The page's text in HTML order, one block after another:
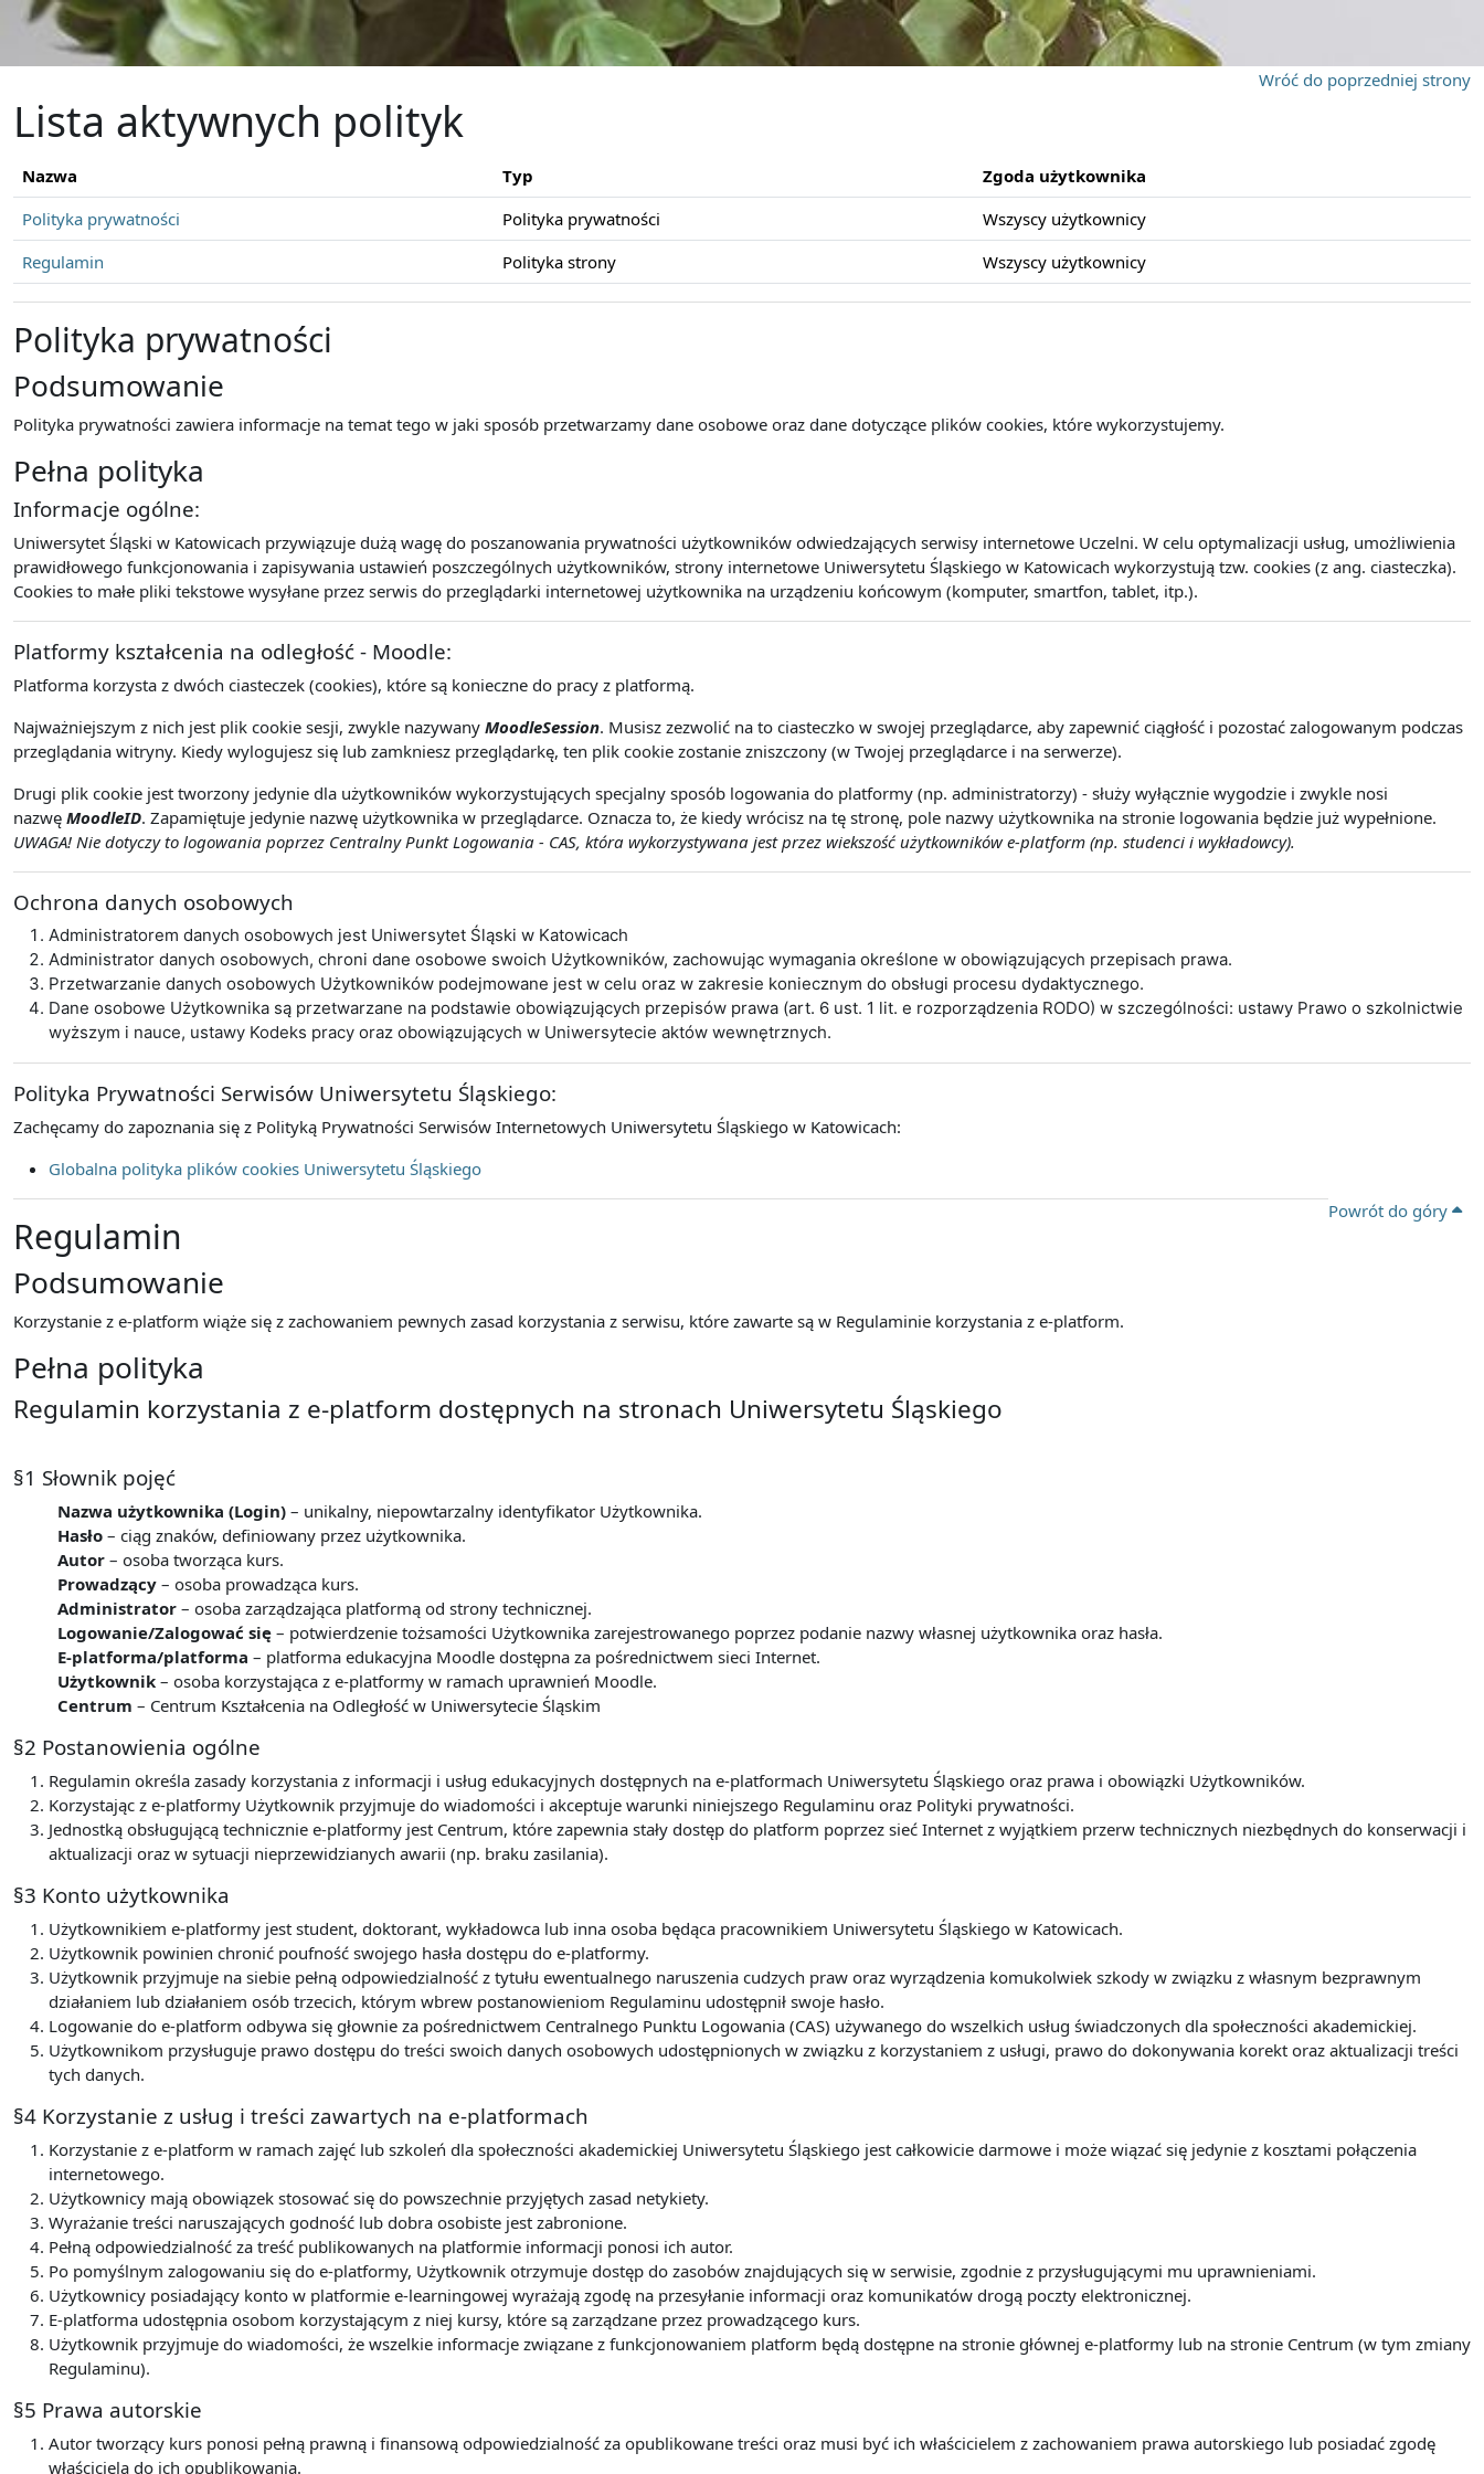
Przejdź do głównej zawartości
Wróć do poprzedniej strony
Lista aktywnych polityk
Nazwa Typ
Zgoda użytkownika
Polityka prywatności
Polityka prywatności
Wszyscy użytkownicy
Regulamin
Polityka strony Wszyscy użytkownicy
Polityka prywatności
Podsumowanie
Polityka prywatności zawiera informacje na temat tego w jaki sposób przetwarzamy dane osobowe oraz dane dotyczące plików cookies, które wykorzystujemy.
Pełna polityka
Informacje ogólne:
Uniwersytet Śląski w Katowicach przywiązuje dużą wagę do poszanowania prywatności użytkowników odwiedzających serwisy internetowe Uczelni. W celu optymalizacji usług, umożliwienia
prawidłowego funkcjonowania i zapisywania ustawień poszczególnych użytkowników, strony internetowe Uniwersytetu Śląskiego w Katowicach wykorzystują tzw. cookies (z ang. ciasteczka).
Cookies to małe pliki tekstowe wysyłane przez serwis do przeglądarki internetowej użytkownika na urządzeniu końcowym (komputer, smartfon, tablet, itp.).
Platformy kształcenia na odległość - Moodle:
Platforma korzysta z dwóch ciasteczek (cookies), które są konieczne do pracy z platformą.
Najważniejszym z nich jest plik cookie sesji, zwykle nazywany MoodleSession. Musisz zezwolić na to ciasteczko w swojej przeglądarce, aby zapewnić ciągłość i pozostać zalogowanym podczas
przeglądania witryny. Kiedy wylogujesz się lub zamkniesz przeglądarkę, ten plik cookie zostanie zniszczony (w Twojej przeglądarce i na serwerze).
Drugi plik cookie jest tworzony jedynie dla użytkowników wykorzystujących specjalny sposób logowania do platformy (np. administratorzy) - służy wyłącznie wygodzie i zwykle nosi
nazwę MoodleID. Zapamiętuje jedynie nazwę użytkownika w przeglądarce. Oznacza to, że kiedy wrócisz na tę stronę, pole nazwy użytkownika na stronie logowania będzie już wypełnione.
UWAGA! Nie dotyczy to logowania poprzez Centralny Punkt Logowania - CAS, która wykorzystywana jest przez wiekszość użytkowników e-platform (np. studenci i wykładowcy).
Ochrona danych osobowych
Administratorem danych osobowych jest Uniwersytet Śląski w Katowicach
Administrator danych osobowych, chroni dane osobowe swoich Użytkowników, zachowując wymagania określone w obowiązujących przepisach prawa.
Przetwarzanie danych osobowych Użytkowników podejmowane jest w celu oraz w zakresie koniecznym do obsługi procesu dydaktycznego.
Dane osobowe Użytkownika są przetwarzane na podstawie obowiązujących przepisów prawa (art. 6 ust. 1 lit. e rozporządzenia RODO) w szczególności: ustawy Prawo o szkolnictwie
wyższym i nauce, ustawy Kodeks pracy oraz obowiązujących w Uniwersytecie aktów wewnętrznych.
Polityka Prywatności Serwisów Uniwersytetu Śląskiego:
Zachęcamy do zapoznania się z Polityką Prywatności Serwisów Internetowych Uniwersytetu Śląskiego w Katowicach:
Globalna polityka plików cookies Uniwersytetu Śląskiego
Powrót do góry
Regulamin
Podsumowanie
Korzystanie z e-platform wiąże się z zachowaniem pewnych zasad korzystania z serwisu, które zawarte są w Regulaminie korzystania z e-platform.
Pełna polityka
Regulamin korzystania z e-platform dostępnych na stronach Uniwersytetu Śląskiego
§1 Słownik pojęć
Nazwa użytkownika (Login) – unikalny, niepowtarzalny identyfikator Użytkownika.
Hasło – ciąg znaków, definiowany przez użytkownika.
Autor – osoba tworząca kurs.
Prowadzący – osoba prowadząca kurs.
Administrator – osoba zarządzająca platformą od strony technicznej.
Logowanie/Zalogować się – potwierdzenie tożsamości Użytkownika zarejestrowanego poprzez podanie nazwy własnej użytkownika oraz hasła.
E-platforma/platforma – platforma edukacyjna Moodle dostępna za pośrednictwem sieci Internet.
Użytkownik – osoba korzystająca z e-platformy w ramach uprawnień Moodle.
Centrum – Centrum Kształcenia na Odległość w Uniwersytecie Śląskim
§2 Postanowienia ogólne
Regulamin określa zasady korzystania z informacji i usług edukacyjnych dostępnych na e-platformach Uniwersytetu Śląskiego oraz prawa i obowiązki Użytkowników.
Korzystając z e-platformy Użytkownik przyjmuje do wiadomości i akceptuje warunki niniejszego Regulaminu oraz Polityki prywatności.
Jednostką obsługującą technicznie e-platformy jest Centrum, które zapewnia stały dostęp do platform poprzez sieć Internet z wyjątkiem przerw technicznych niezbędnych do konserwacji i
aktualizacji oraz w sytuacji nieprzewidzianych awarii (np. braku zasilania).
§3 Konto użytkownika
Użytkownikiem e-platformy jest student, doktorant, wykładowca lub inna osoba będąca pracownikiem Uniwersytetu Śląskiego w Katowicach.
Użytkownik powinien chronić poufność swojego hasła dostępu do e-platformy.
Użytkownik przyjmuje na siebie pełną odpowiedzialność z tytułu ewentualnego naruszenia cudzych praw oraz wyrządzenia komukolwiek szkody w związku z własnym bezprawnym
działaniem lub działaniem osób trzecich, którym wbrew postanowieniom Regulaminu udostępnił swoje hasło.
Logowanie do e-platform odbywa się głownie za pośrednictwem Centralnego Punktu Logowania (CAS) używanego do wszelkich usług świadczonych dla społeczności akademickiej.
Użytkownikom przysługuje prawo dostępu do treści swoich danych osobowych udostępnionych w związku z korzystaniem z usługi, prawo do dokonywania korekt oraz aktualizacji treści
tych danych.
§4 Korzystanie z usług i treści zawartych na e-platformach
Korzystanie z e-platform w ramach zajęć lub szkoleń dla społeczności akademickiej Uniwersytetu Śląskiego jest całkowicie darmowe i może wiązać się jedynie z kosztami połączenia
internetowego.
Użytkownicy mają obowiązek stosować się do powszechnie przyjętych zasad netykiety.
Wyrażanie treści naruszających godność lub dobra osobiste jest zabronione.
Pełną odpowiedzialność za treść publikowanych na platformie informacji ponosi ich autor.
Po pomyślnym zalogowaniu się do e-platformy, Użytkownik otrzymuje dostęp do zasobów znajdujących się w serwisie, zgodnie z przysługującymi mu uprawnieniami.
Użytkownicy posiadający konto w platformie e-learningowej wyrażają zgodę na przesyłanie informacji oraz komunikatów drogą poczty elektronicznej.
E-platforma udostępnia osobom korzystającym z niej kursy, które są zarządzane przez prowadzącego kurs.
Użytkownik przyjmuje do wiadomości, że wszelkie informacje związane z funkcjonowaniem platform będą dostępne na stronie głównej e-platformy lub na stronie Centrum (w tym zmiany
Regulaminu).
§5 Prawa autorskie
Autor tworzący kurs ponosi pełną prawną i finansową odpowiedzialność za opublikowane treści oraz musi być ich właścicielem z zachowaniem prawa autorskiego lub posiadać zgodę
właściciela do ich opublikowania.